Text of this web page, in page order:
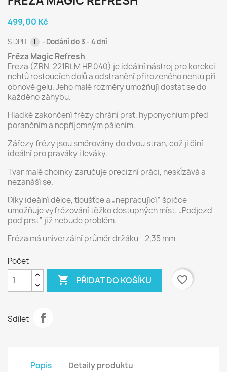
499,00 Kč
S DPH i Dodání do 3 - 4 dní
Fréza Magic Refresh
Freza (ZRN-221RLM HP.040) je ideální nástroj pro korekci
nehtů rostoucích dolů a odstranění přirozeného nehtu při
obnově gelu. Jeho malé rozměry umožňují dostat se do
každého záhybu.
Hladké zakončení frézy chrání prst, hyponychium před
poraněním a nepříjemným pálením.
Zářezy frézy jsou směrovány do dvou stran, což ji činí
ideální pro praváky i leváky.
Tvar malé choinky zaručuje precizní práci, neskĺzává a
nezanáší se.
Díky ideální délce, tloušťce a „nepracující“ špičce
umožňuje vyfrézování těžko dostupných míst. „Podjezd
pod prst“ již nebude problém.
Fréza má univerzální průměr držáku - 2,35 mm
Počet
 PŘIDAT DO KOŠÍKU favorite_border
Sdílet
Popis Detaily produktu